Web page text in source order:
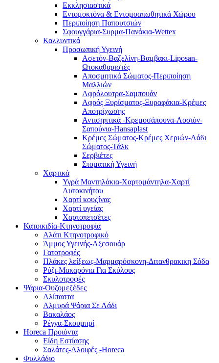
Εκκλησιαστικά
Εντομοκτόνα & Εντομοαπωθητικά Χώρου
Περιποίηση Παπουτσιών
Σφουγγάρια-Συρμα-Πανάκια-Wettex
Καλλυντικά
Προσωπική Υγεινή
Ασετόν-Βαζελίνη-Βαμβακι-Liposan-
Ωτοκαθαριστές
Αποσμητικά Σώματος-Περιποίηση
Μαλλιών
Αφρόλουτρα-Σαμπουάν
Αφρός Ξυρίσματος-Ξυραφάκια-Κρέμες
Αποτρίχωσης
Αντισηπτικά -Κρεμοσάπουνα-Λοσιόν-
Σαπούνια-Hansaplast
Κρέμες Σώματος-Κρέμες Χεριών-Λάδι
Σώματος-Τάλκ
Σερβιέτες
Στοματική Υγεινή
Χαρτικά
Υγρά Μαντηλάκια-Χαρτομάντηλα-Χαρτί
Αυτοκινήτου
Χαρτί κουζίνας
Χαρτί υγείας
Χαρτοπετσέτες
Κατοικιδία-Κτηνοτροφία
Αλάτι Κτηνοτροφικό
Άμμος Υγεινής-Αξεσουάρ
Γατοτροφές
Πλάκες λείξεως-Μαρμαρόσκονη-Διτανθρακικη Σόδα
Ρύζι-Μακαρόνια Για Σκύλους
Σκυλοτροφές
Ψάρια-Ουζομεζέδες
Αλίπαστα
Αλμυρά Ψάρια Σε Λάδι
Βακαλάος
Ρέγγα-Σκουμπρί
Horeca Προιόντα
Είδη Εστίασης
Σαλάτες-Αλοιφές -Horeca
Φυλλάδιο